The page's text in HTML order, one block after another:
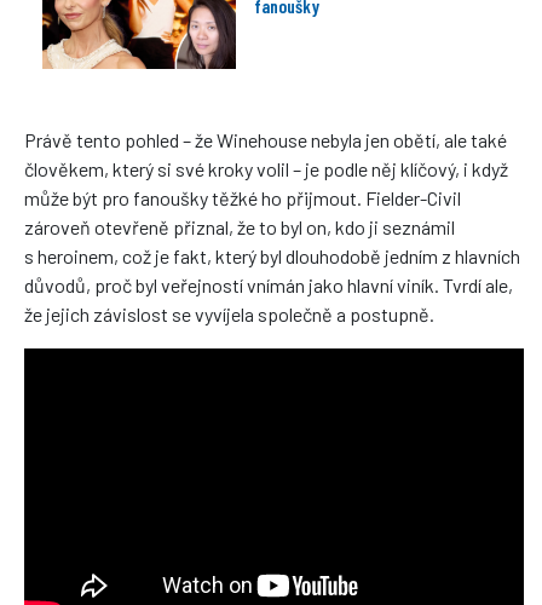
fanoušky
Právě tento pohled – že Winehouse nebyla jen obětí, ale také
člověkem, který si své kroky volil – je podle něj klíčový, i když
může být pro fanoušky těžké ho přijmout. Fielder-Civil
zároveň otevřeně přiznal, že to byl on, kdo ji seznámil
s heroinem, což je fakt, který byl dlouhodobě jedním z hlavních
důvodů, proč byl veřejností vnímán jako hlavní viník. Tvrdí ale,
že jejich závislost se vyvíjela společně a postupně.